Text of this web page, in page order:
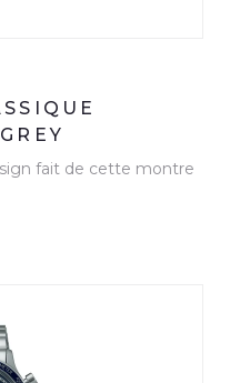
fait de cette montre